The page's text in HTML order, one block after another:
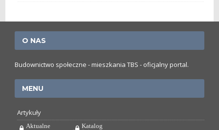
O NAS
Budownictwo społeczne - mieszkania TBS - oficjalny portal.
MENU
Artykuły
Aktualne
Katalog